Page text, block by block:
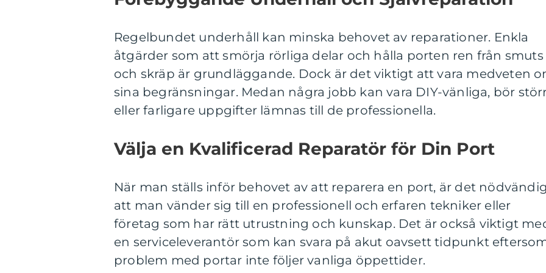
Regelbundet underhåll kan minska behovet av reparationer. Enkla
åtgärder som att smörja rörliga delar och hålla porten ren från smuts
och skräp är grundläggande. Dock är det viktigt att vara medveten
sina begränsningar. Medan några jobb kan vara DIY-vänliga, bör
eller farligare uppgifter lämnas till de professionella.
Välja en Kvalificerad Reparatör för Din Port
När man ställs inför behovet av att reparera en port, är det
att man vänder sig till en professionell och erfaren tekniker eller
företag som har rätt utrustning och kunskap. Det är också viktigt
en serviceleverantör som kan svara på akut oavsett tidpunkt
problem med portar inte följer vanliga öppettider.